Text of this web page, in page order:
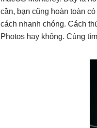
cần, bạn cũng hoàn toàn
cách nhanh chóng. Cách
Photos hay không. Cùng